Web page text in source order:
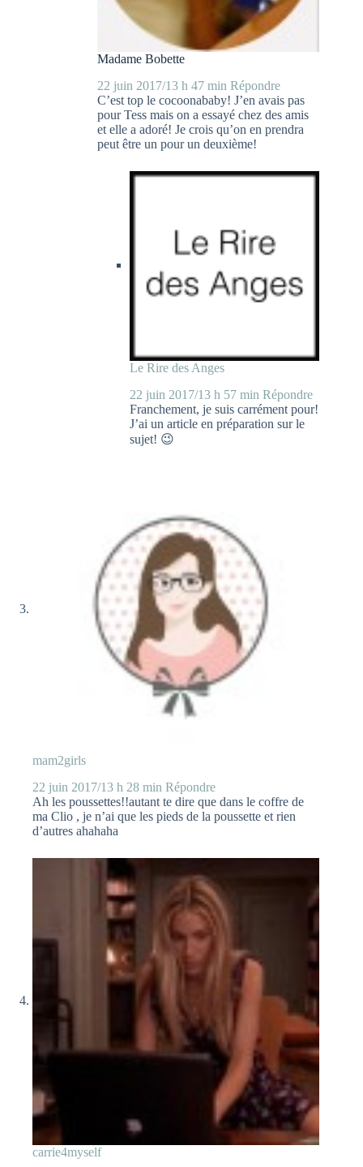
Madame Bobette
22 juin 2017/13 h 47 min Répondre
C’est top le cocoonababy! J’en avais pas
pour Tess mais on a essayé chez des amis
et elle a adoré! Je crois qu’on en prendra
peut être un pour un deuxième!
Le Rire des Anges
22 juin 2017/13 h 57 min Répondre
Franchement, je suis carrément pour!
J’ai un article en préparation sur le
sujet! 😉
mam2girls
22 juin 2017/13 h 28 min Répondre
Ah les poussettes!!autant te dire que dans le coffre de
ma Clio , je n’ai que les pieds de la poussette et rien
d’autres ahahaha
carrie4myself